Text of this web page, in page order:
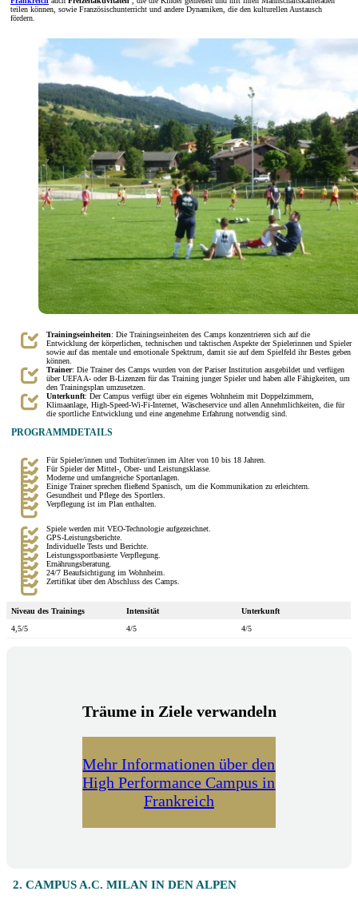
teilen können, sowie Französischunterricht und andere Dynamiken, die den kulturellen Austausch
fördern.
Trainingseinheiten: Die Trainingseinheiten des Camps konzentrieren sich auf die
Entwicklung der körperlichen, technischen und taktischen Aspekte der Spielerinnen und Spieler
sowie auf das mentale und emotionale Spektrum, damit sie auf dem Spielfeld ihr Bestes geben
können.
Trainer: Die Trainer des Camps wurden von der Pariser Institution ausgebildet und verfügen
über UEFA A- oder B-Lizenzen für das Training junger Spieler und haben alle Fähigkeiten, um
den Trainingsplan umzusetzen.
Unterkunft: Der Campus verfügt über ein eigenes Wohnheim mit Doppelzimmern,
Klimaanlage, High-Speed-Wi-Fi-Internet, Wäscheservice und allen Annehmlichkeiten, die für
die sportliche Entwicklung und eine angenehme Erfahrung notwendig sind.
PROGRAMMDETAILS
Für Spieler/innen und Torhüter/innen im Alter von 10 bis 18 Jahren.
Für Spieler der Mittel-, Ober- und Leistungsklasse.
Moderne und umfangreiche Sportanlagen.
Einige Trainer sprechen fließend Spanisch, um die Kommunikation zu erleichtern.
Gesundheit und Pflege des Sportlers.
Verpflegung ist im Plan enthalten.
Spiele werden mit VEO-Technologie aufgezeichnet.
GPS-Leistungsberichte.
Individuelle Tests und Berichte.
Leistungssportbasierte Verpflegung.
Ernährungsberatung.
24/7 Beaufsichtigung im Wohnheim.
Zertifikat über den Abschluss des Camps.
Niveau des Trainings Intensität
Unterkunft
4,5/5
4/5 4/5
Träume in Ziele verwandeln
Mehr Informationen über den
High Performance Campus in
Frankreich
2. CAMPUS A.C. MILAN IN DEN ALPEN